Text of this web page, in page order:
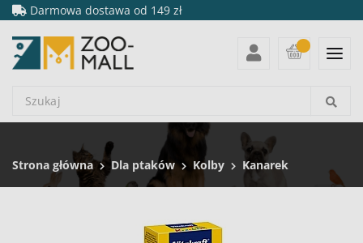
Darmowa dostawa od 149 zł
Strona główna Dla ptaków Kolby Kanarek